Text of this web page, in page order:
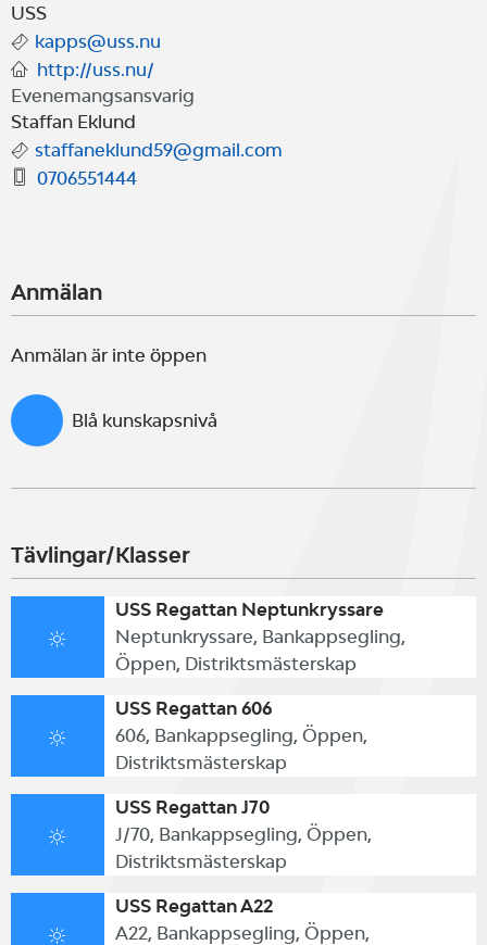
Läs vidare i inbjudan.
USS
kapps@uss.nu
http://uss.nu/
Evenemangsansvarig
Staffan Eklund
staffaneklund59@gmail.com
0706551444
Anmälan
Anmälan är inte öppen
Blå kunskapsnivå
Tävlingar/Klasser
USS Regattan Neptunkryssare
Neptunkryssare, Bankappsegling,
Öppen, Distriktsmästerskap
USS Regattan 606
606, Bankappsegling, Öppen,
Distriktsmästerskap
USS Regattan J70
J/70, Bankappsegling, Öppen,
Distriktsmästerskap
USS Regattan A22
A22, Bankappsegling, Öppen,